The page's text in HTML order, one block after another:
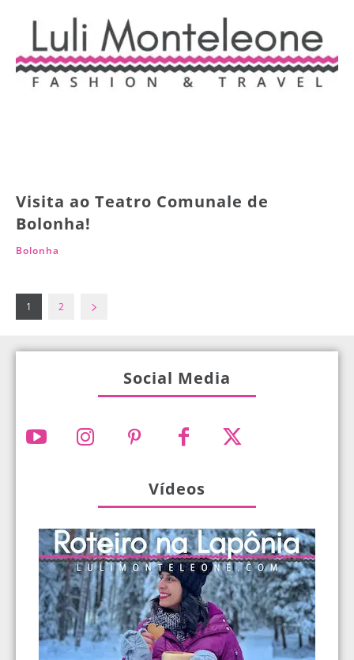
Visita ao Teatro Comunale de
Bolonha!
Bolonha
1 2
Social Media
Vídeos